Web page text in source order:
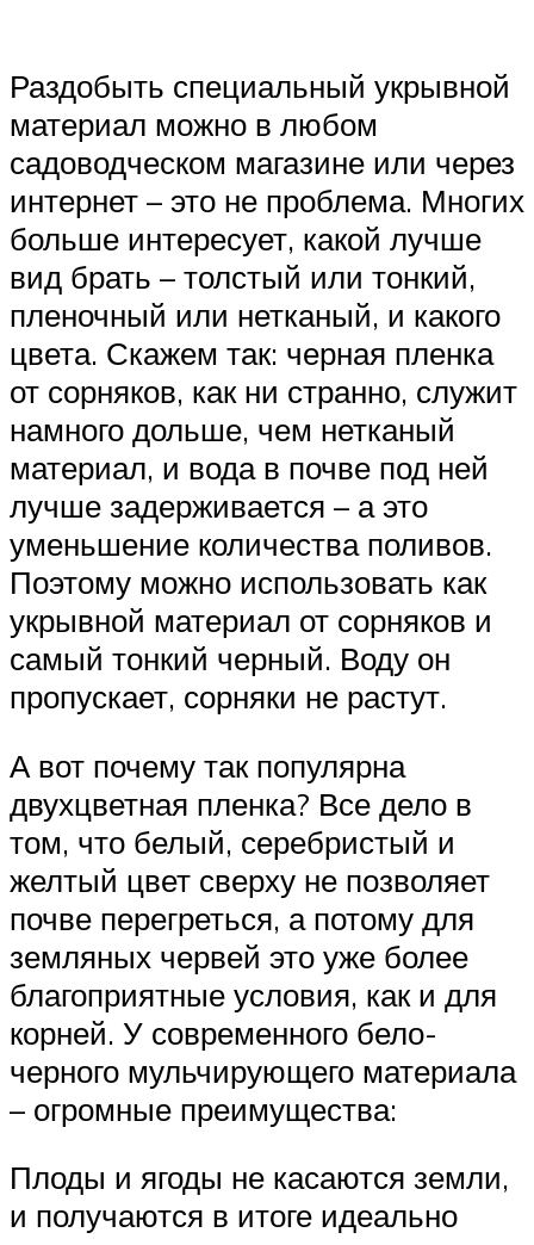
Раздобыть специальный укрывной
материал можно в любом
садоводческом магазине или через
интернет – это не проблема. Многих
больше интересует, какой лучше
вид брать – толстый или тонкий,
пленочный или нетканый, и какого
цвета. Скажем так: черная пленка
от сорняков, как ни странно, служит
намного дольше, чем нетканый
материал, и вода в почве под ней
лучше задерживается – а это
уменьшение количества поливов.
Поэтому можно использовать как
укрывной материал от сорняков и
самый тонкий черный. Воду он
пропускает, сорняки не растут.
А вот почему так популярна
двухцветная пленка? Все дело в
том, что белый, серебристый и
желтый цвет сверху не позволяет
почве перегреться, а потому для
земляных червей это уже более
благоприятные условия, как и для
корней. У современного бело-
черного мульчирующего материала
– огромные преимущества:
Плоды и ягоды не касаются земли,
и получаются в итоге идеально